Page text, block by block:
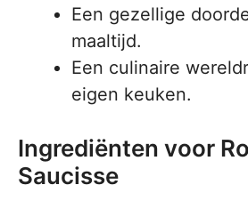
Een gezellige
maaltijd.
Een culinaire
eigen keuken.
Ingrediënten voor
Saucisse